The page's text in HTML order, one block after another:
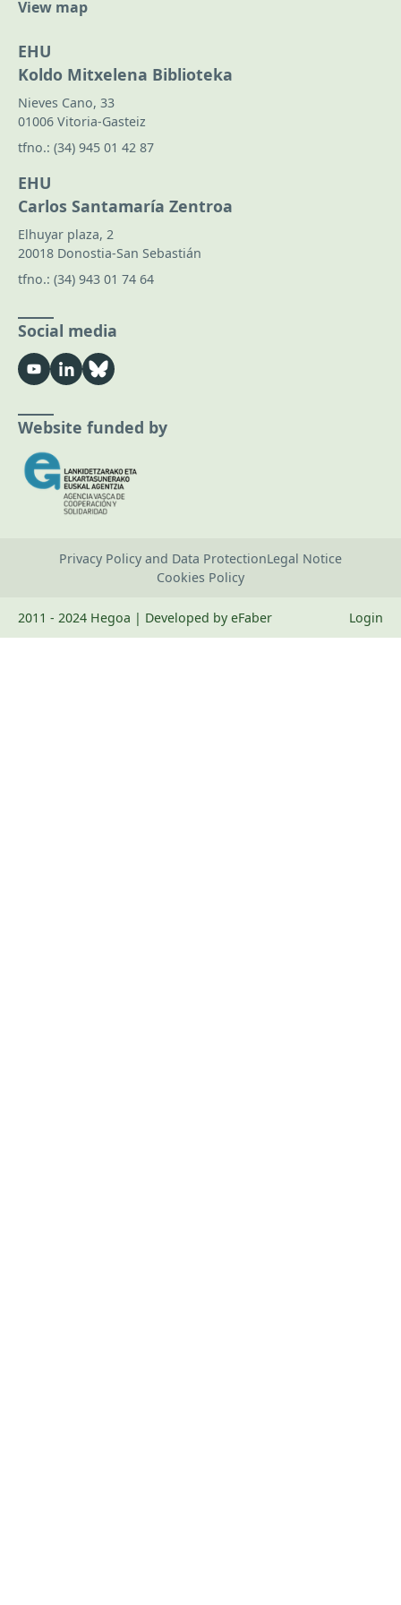
View map
EHU
Koldo Mitxelena Biblioteka
Nieves Cano, 33
01006 Vitoria-Gasteiz
tfno.: (34) 945 01 42 87
EHU
Carlos Santamaría Zentroa
Elhuyar plaza, 2
20018 Donostia-San Sebastián
tfno.: (34) 943 01 74 64
Social media
Website funded by
Privacy Policy and Data ProtectionLegal Notice
Cookies Policy
2011 - 2024 Hegoa | Developed by eFaber Login